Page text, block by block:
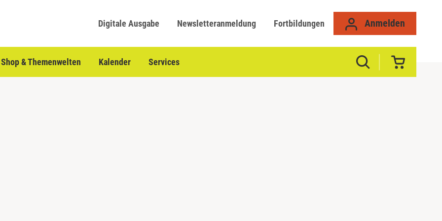
Digitale Ausgabe Newsletteranmeldung Fortbildungen Anmelden
Shop & Themenwelten Kalender Services